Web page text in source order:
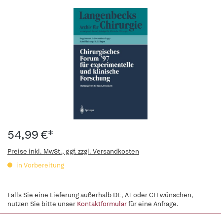
54,99 €*
Preise inkl. MwSt., ggf. zzgl. Versandkosten
in Vorbereitung
Falls Sie eine Lieferung außerhalb DE, AT oder CH wünschen,
nutzen Sie bitte unser Kontaktformularfür eine Anfrage.